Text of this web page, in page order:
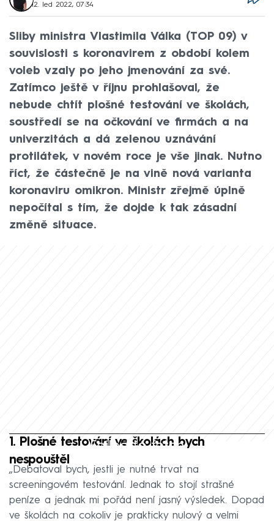
12. led 2022, 07:34
Sliby ministra Vlastimila Válka (TOP 09) v
souvislosti s koronavirem z období kolem
voleb vzaly po jeho jmenování za své.
Zatímco ještě v říjnu prohlašoval, že
nebude chtít plošné testování ve školách,
soustředí se na očkování ve firmách a na
univerzitách a dá zelenou uznávání
protilátek, v novém roce je vše jinak. Nutno
říct, že částečně je na vině nová varianta
koronaviru omikron. Ministr zřejmě úplně
nepočítal s tím, že dojde k tak zásadní
změně situace.
Failed to fetch
1. Plošné testování ve školách bych
nespouštěl
„Debatoval bych, jestli je nutné trvat na
screeningovém testování. Jednak to stojí strašné
peníze a jednak mi pořád není jasný výsledek. Dopad
ve školách na cokoliv je prakticky nulový a velmi